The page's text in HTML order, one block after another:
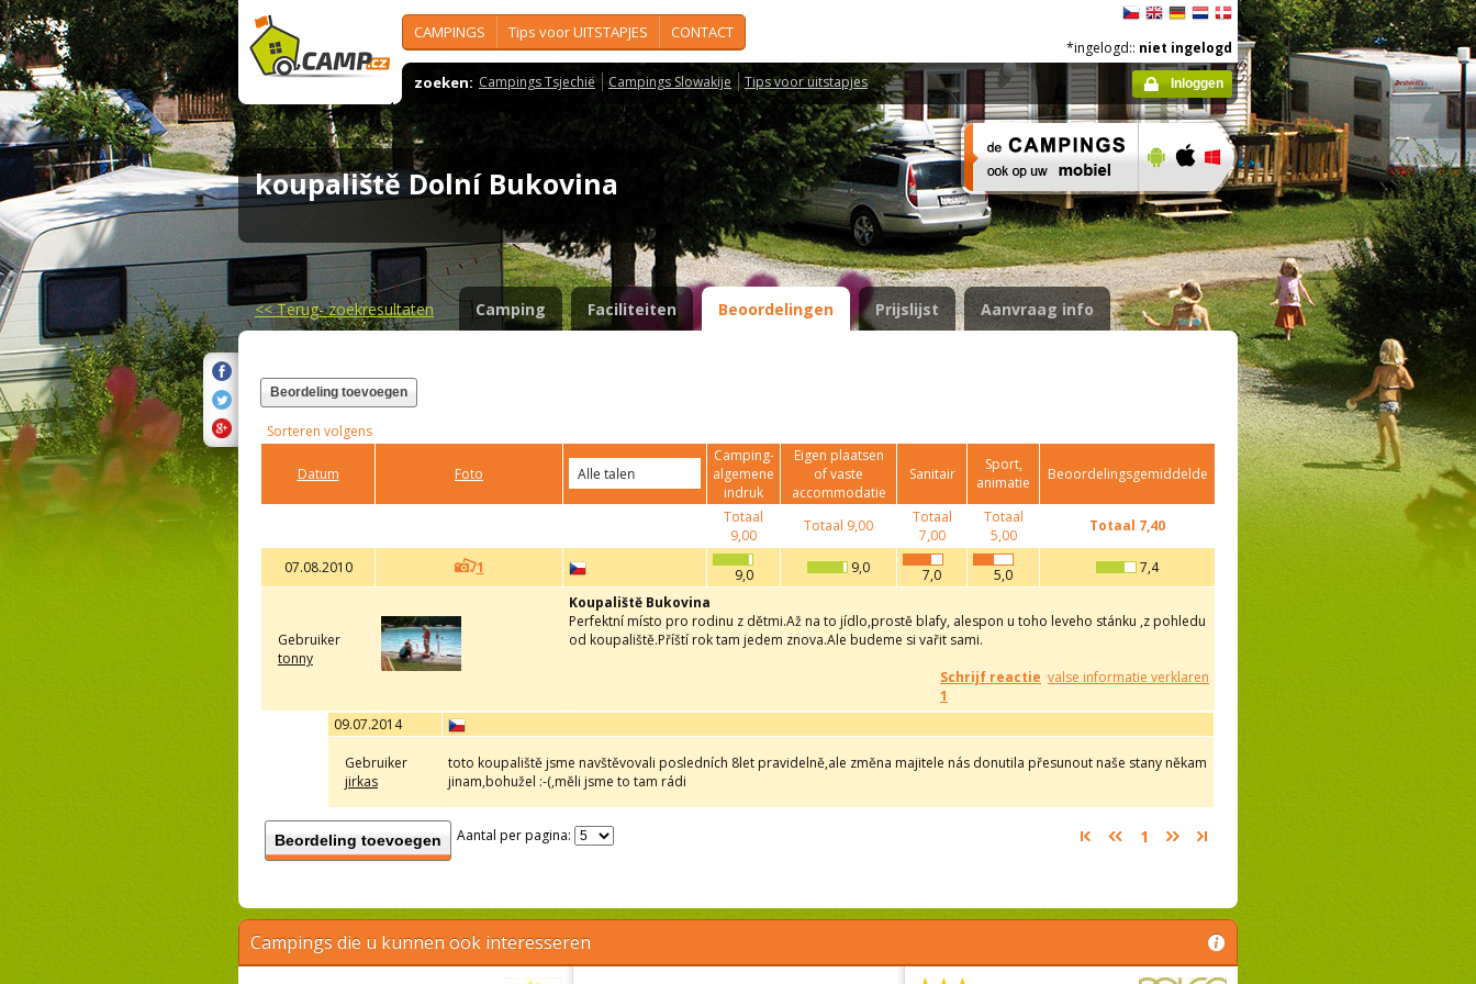
CAMPINGS Tips voor UITSTAPJES CONTACT
zoeken: Campings Tsjechië Campings Slowakije Tips voor uitstapjes
*ingelogd:: niet ingelogd
Inloggen
koupaliště Dolní Bukovina
<<Terug- zoekresultaten Camping Faciliteiten Beoordelingen Prijslijst Aanvraag info
Beordeling toevoegen
Sorteren volgens
Datum Foto
Camping-
algemene
indruk
Eigen plaatsen
of vaste
accommodatie
Sanitair
Sport,
animatie
Beoordelingsgemiddelde
Totaal
9,00
Totaal 9,00
Totaal
7,00
Totaal
5,00
Totaal 7,40
07.08.2010 1 9,0 9,0 7,0 5,0 7,4
Gebruiker
tonny
Koupaliště Bukovina
Perfektní místo pro rodinu z dětmi.Až na to jídlo,prostě blafy, alespon u toho leveho stánku ,z pohledu
od koupaliště.Příští rok tam jedem znova.Ale budeme si vařit sami.
Schrijf reactie valse informatie verklaren
1
09.07.2014
Gebruiker
jirkas
toto koupaliště jsme navštěvovali posledních 8let pravidelně,ale změna majitele nás donutila přesunout naše stany někam
jinam,bohužel :-(,měli jsme to tam rádi
Beordeling toevoegen Aantal per pagina: 1
Campings die u kunnen ook interesseren